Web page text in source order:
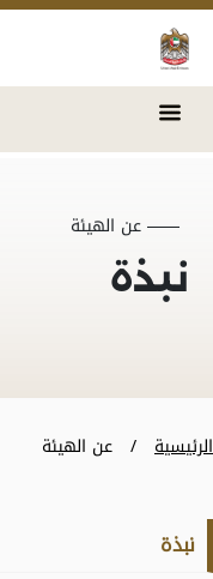
عن الهيئة
نبذة
الرئيسية عن الهيئة
نبذة